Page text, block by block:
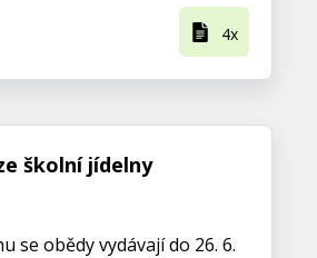
4x
školní jídelny
se obědy vydávají do 26. 6.